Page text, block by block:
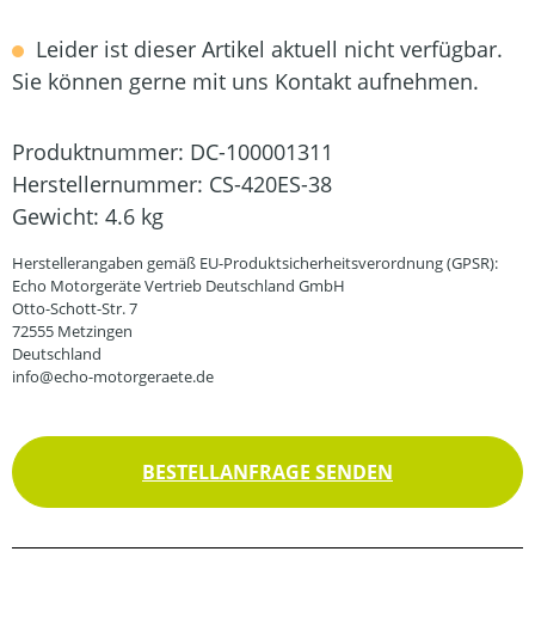
Leider ist dieser Artikel aktuell nicht verfügbar.
Sie können gerne mit uns Kontakt aufnehmen.
Produktnummer: DC-100001311
Herstellernummer: CS-420ES-38
Gewicht: 4.6 kg
Herstellerangaben gemäß EU-Produktsicherheitsverordnung (GPSR):
Echo Motorgeräte Vertrieb Deutschland GmbH
Otto-Schott-Str. 7
72555 Metzingen
Deutschland
info@echo-motorgeraete.de
BESTELLANFRAGE SENDEN